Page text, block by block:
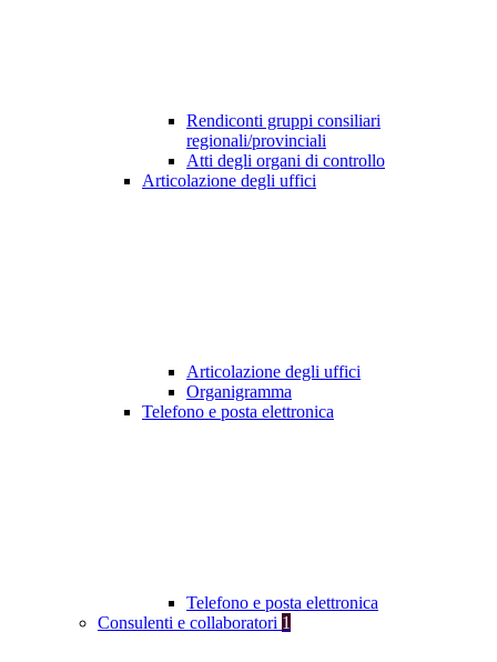
Rendiconti gruppi consiliari
regionali/provinciali
Atti degli organi di controllo
Articolazione degli uffici
Articolazione degli uffici
Organigramma
Telefono e posta elettronica
Telefono e posta elettronica
Consulenti e collaboratori 1